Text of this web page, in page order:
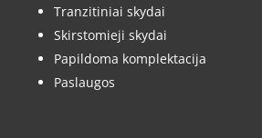
Tranzitiniai skydai
Skirstomieji skydai
Papildoma komplektacija
Paslaugos